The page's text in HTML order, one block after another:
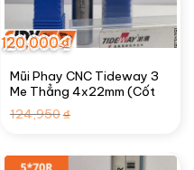
Mũi Phay CNC Tideway 3
Me Thẳng 4x22mm (Cốt
1/2″)
124,950₫
120,000₫
120,000₫.